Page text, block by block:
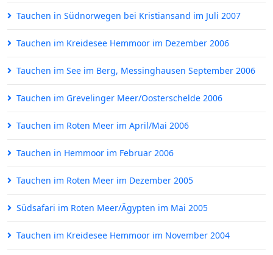
Tauchen in Südnorwegen bei Kristiansand im Juli 2007
Tauchen im Kreidesee Hemmoor im Dezember 2006
Tauchen im See im Berg, Messinghausen September 2006
Tauchen im Grevelinger Meer/Oosterschelde 2006
Tauchen im Roten Meer im April/Mai 2006
Tauchen in Hemmoor im Februar 2006
Tauchen im Roten Meer im Dezember 2005
Südsafari im Roten Meer/Ägypten im Mai 2005
Tauchen im Kreidesee Hemmoor im November 2004